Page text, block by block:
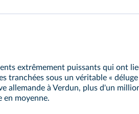
extrêmement puissants qui ont
tranchées sous un véritable «
allemande à Verdun, plus d'un
en moyenne.